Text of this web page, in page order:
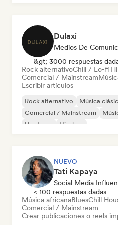
Dulaxi
Medios De
&gt; 3000 respuestas
Rock alternativoChill / Lo-fi
Comercial / Mainstream
Escribir artículos
Rock alternativo
Música
Comercial / Mainstream
Hardcore
Hip-hop
NUEVO
Tati Kapaya
Social Media
< 100 respuestas dadas
Música africanaBluesChill
Comercial / Mainstream
Crear publicaciones o reels